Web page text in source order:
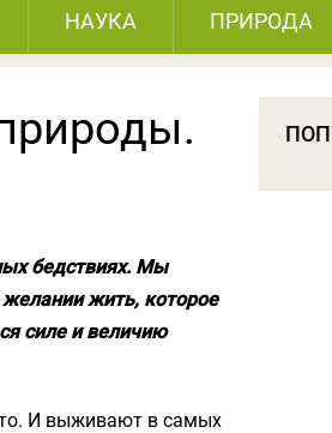
НАУКА ПРИРОДА
бедствиях. Мы
жить, которое
силе и величию
И выживают в самых